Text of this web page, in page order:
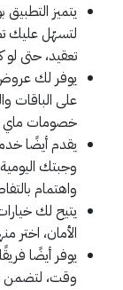
يتميز
لتسهّل عليك
تعقيد، حتى
يوفر لك
على الباقات
خصومات ماي
يقدم أيضًا
وجبتك
واهتمام
يتيح لك
الأمان، اختر
يوفر أيضًا
وقت، لتضمن